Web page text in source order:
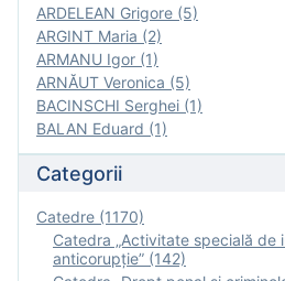
ARDELEAN Grigore (5)
ARGINT Maria (2)
ARMANU Igor (1)
ARNĂUT Veronica (5)
BACINSCHI Serghei (1)
BALAN Eduard (1)
Categorii
Catedre (1170)
Catedra „Activitate specială de
anticorupție” (142)